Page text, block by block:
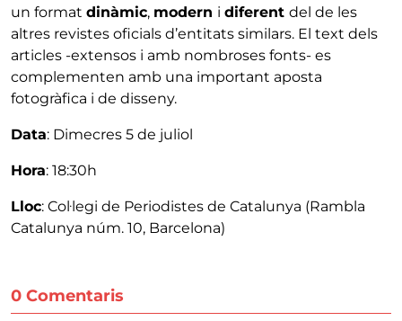
un format dinàmic, modern i diferent del de les
altres revistes oficials d’entitats similars. El text dels
articles -extensos i amb nombroses fonts- es
complementen amb una important aposta
fotogràfica i de disseny.
Data: Dimecres 5 de juliol
Hora: 18:30h
Lloc: Col·legi de Periodistes de Catalunya (Rambla
Catalunya núm. 10, Barcelona)
0 Comentaris